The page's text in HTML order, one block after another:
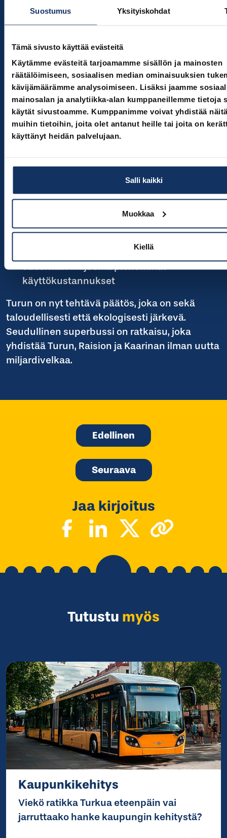
Suostumus Yksityiskohdat
Tämä sivusto käyttää evästeitä
Käytämme evästeitä tarjoamamme sisällön ja mainosten
räätälöimiseen, sosiaalisen median ominaisuuksien
kävijämäärämme analysoimiseen. Lisäksi jaamme
mainosalan ja analytiikka-alan kumppaneillemme tietoja
käytät sivustoamme. Kumppanimme voivat yhdistää
muihin tietoihin, joita olet antanut heille tai joita on
käyttänyt heidän palvelujaan.
Salli kaikki
Muokkaa
Kiellä
Yhteenveto: järki ennen
raiteita
Turun savinen maaperä, talouden alijäämä ja
velkakuorma sekä raitiotien rakentamisen
hiilijalanjälki tekevät raitiotiehankkeesta
riskialttiin ja ilmastollisesti kyseenalaisen.
Superbussi tarjoaa toisin:
merkittävästi edullisemmat
mahdollisuuden aloittaa liikenne nopeasti
ja laajentaa seudullisesti
vuosittain miljoonia pienemmät
käyttökustannukset
Turun on nyt tehtävä päätös, joka on sekä
taloudellisesti että ekologisesti järkevä.
Seudullinen superbussi on ratkaisu, joka
yhdistää Turun, Raision ja Kaarinan ilman uutta
miljardivelkaa.
Edellinen
Jaa kirjoitus
Seuraava
Tutustu myös
Kaupunkikehitys
Viekö ratikka Turkua eteenpäin vai
jarruttaako hanke kaupungin kehitystä?